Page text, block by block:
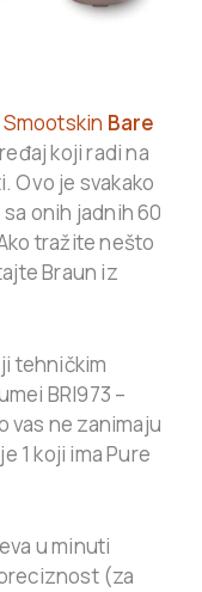
Smootskin Bare
koji radi na
Ovo je svakako
onih jadnih 60
tražite nešto
Braun iz
tehničkim
BRI973 –
vas ne zanimaju
1 koji ima Pure
u minuti
preciznost (za